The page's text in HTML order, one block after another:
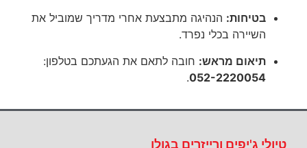
בטיחות: הנהיגה מתבצעת אחרי מדריך שמוביל את
השיירה בכלי נפרד.
תיאום מראש: חובה לתאם את הגעתכם בטלפון:
052-2220054
.
טיולי ג'יפים ורייזרים בגולן